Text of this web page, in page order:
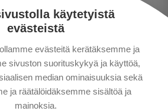
käytetyistä
evästeistä
evästeitä kerätäksemme ja
sivuston suorituskykyä ja käyttöä,
median ominaisuuksia sekä
ja räätälöidäksemme sisältöä ja
mainoksia.
TIETOSUOJA
MAKSUTAVAT
MATKAEHDOT
HYVÄ TIETÄÄ
YHTEYSTIEDOT